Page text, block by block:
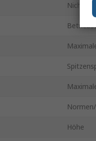
Nicht-
Höhe